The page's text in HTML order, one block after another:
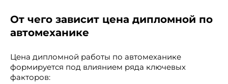
От чего зависит цена дипломной по
автомеханике
Цена дипломной работы по автомеханике
формируется под влиянием ряда ключевых
факторов: